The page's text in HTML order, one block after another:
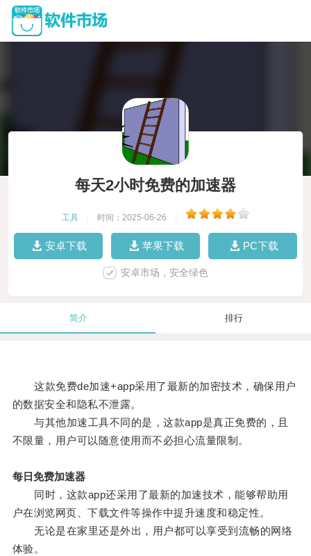
每天2小时免费的加速器
工具 时间：2025-06-26
安卓下载 苹果下载 PC下载
安卓市场，安全绿色
简介 排行
这款免费de加速+app采用了最新的加密技术，确保用户
的数据安全和隐私不泄露。
与其他加速工具不同的是，这款app是真正免费的，且
不限量，用户可以随意使用而不必担心流量限制。
每日免费加速器
同时，这款app还采用了最新的加速技术，能够帮助用
户在浏览网页、下载文件等操作中提升速度和稳定性。
无论是在家里还是外出，用户都可以享受到流畅的网络
体验。